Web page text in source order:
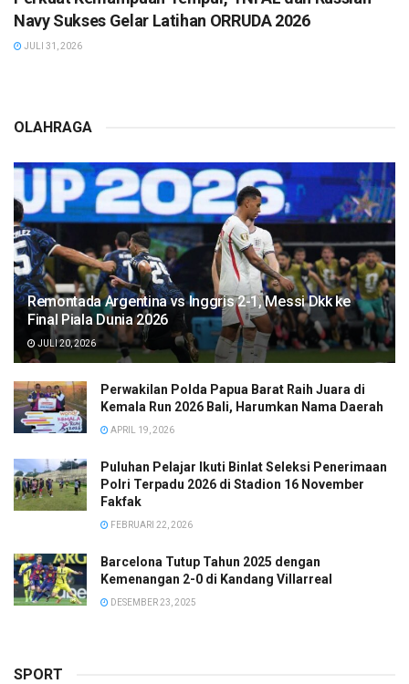
Navy Sukses Gelar Latihan ORRUDA 2026
JULI 31, 2026
OLAHRAGA
Remontada Argentina vs Inggris 2-1, Messi Dkk ke
Final Piala Dunia 2026
JULI 20, 2026
Perwakilan Polda Papua Barat Raih Juara di
Kemala Run 2026 Bali, Harumkan Nama Daerah
APRIL 19, 2026
Puluhan Pelajar Ikuti Binlat Seleksi Penerimaan
Polri Terpadu 2026 di Stadion 16 November
Fakfak
FEBRUARI 22, 2026
Barcelona Tutup Tahun 2025 dengan
Kemenangan 2-0 di Kandang Villarreal
DESEMBER 23, 2025
SPORT